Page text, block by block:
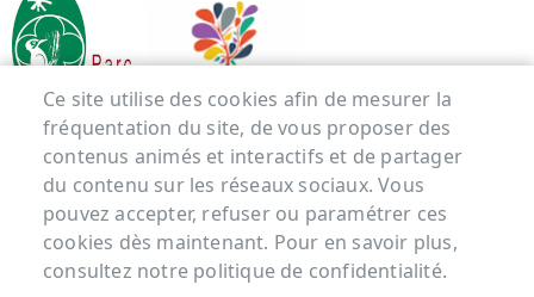
Menu Pied de page
ACCUEIL
MENTIONS LÉGALES
Ce site utilise des cookies afin de mesurer la
fréquentation du site, de vous proposer des
contenus animés et interactifs et de partager
du contenu sur les réseaux sociaux. Vous
pouvez accepter, refuser ou paramétrer ces
cookies dès maintenant. Pour en savoir plus,
consultez notre politique de confidentialité.